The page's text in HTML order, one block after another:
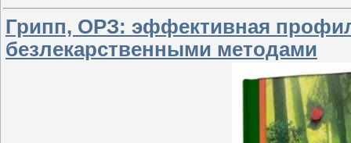
Грипп, ОРЗ: эффективная
безлекарственными методами